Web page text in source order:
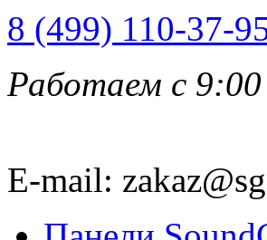
8 (499) 110-37-
Работаем с 9:00
E-mail: